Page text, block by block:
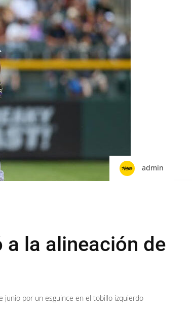
admin
a la alineación de
junio por un esguince en el tobillo izquierdo